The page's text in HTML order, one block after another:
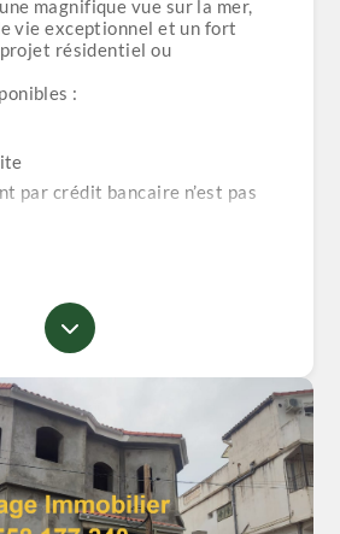
magnifique vue sur la mer,
vie exceptionnel et un fort
résidentiel ou
:
par crédit bancaire n’est pas
sur notre groupe et notre page